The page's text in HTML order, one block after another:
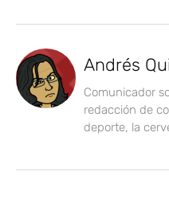
Andrés
Comunicador
redacción de
deporte, la